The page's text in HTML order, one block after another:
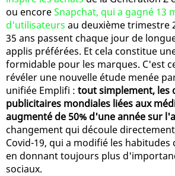
ou encoreSnapchat, qui a gagné 13
d'utilisateurs au deuxième trimestre
35 ans passent chaque jour de
applis préférées. Et cela constitue
formidable pour les marques. C'est
révéler une nouvelle étude menée
unifiée Emplifi : tout simplement, les
publicitaires mondiales liées aux
augmenté de 50% d'une année sur
changement qui découle
Covid-19, qui a modifié les habitudes
en donnant toujours plus
sociaux.